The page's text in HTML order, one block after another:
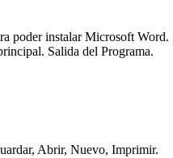
poder instalar Microsoft Word.
Salida del Programa.
Abrir, Nuevo, Imprimir.